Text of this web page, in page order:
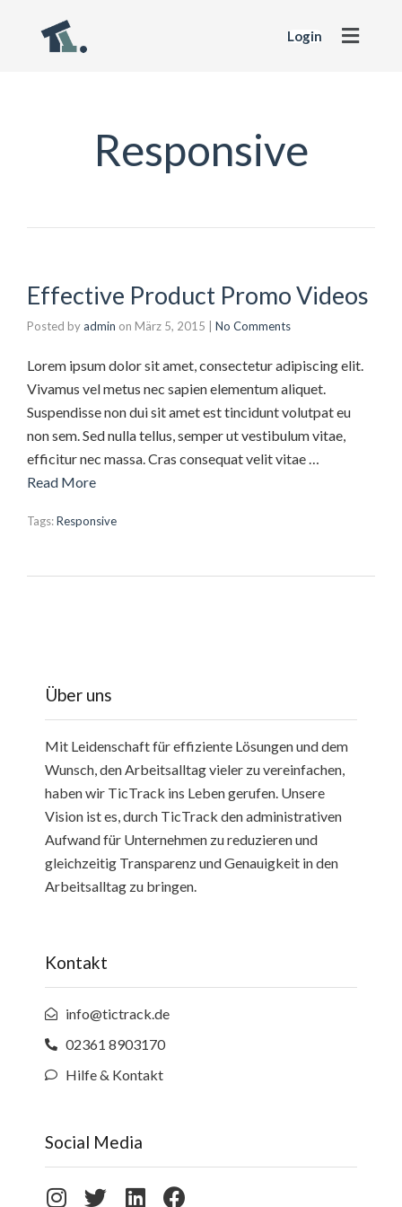
Login
Responsive
Effective Product Promo Videos
Posted byadmin on März 5, 2015 No Comments
Lorem ipsum dolor sit amet, consectetur adipiscing elit.
Vivamus vel metus nec sapien elementum aliquet.
Suspendisse non dui sit amet est tincidunt volutpat eu
non sem. Sed nulla tellus, semper ut vestibulum vitae,
efficitur nec massa. Cras consequat velit vitae …
Read More
Tags:Responsive
Über uns
Mit Leidenschaft für effiziente Lösungen und dem
Wunsch, den Arbeitsalltag vieler zu vereinfachen,
haben wir TicTrack ins Leben gerufen. Unsere
Vision ist es, durch TicTrack den administrativen
Aufwand für Unternehmen zu reduzieren und
gleichzeitig Transparenz und Genauigkeit in den
Arbeitsalltag zu bringen.
Kontakt
info@tictrack.de
02361 8903170
Hilfe & Kontakt
Social Media